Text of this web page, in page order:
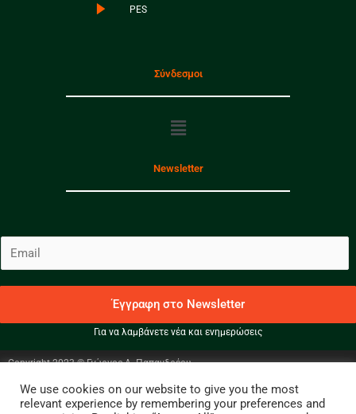
PES
Σύνδεσμοι
Menu
Newsletter
Έγγραφη στο Newsletter
Για να λαμβάνετε νέα και ενημερώσεις
Copyright 2023 © Γιώργος Α. Παπανδρέου
FacebookInstagramTwitter
We use cookies on our website to give you the most
relevant experience by remembering your preferences and